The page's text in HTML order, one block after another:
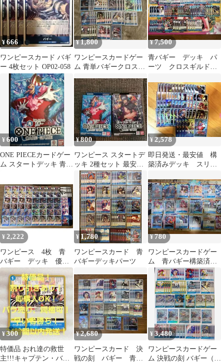
¥666
ワンピースカード バギ
ー 4枚セット OP02-058
¥1,800
ワンピースカードゲー
ム 青単バギークロスギ
¥7,500
青バギー デッキ パ
ーツ クロスギルド
¥600
ONE PIECEカードゲー
ム スタートデッキ 青
¥800
ワンピース スタートデ
ッキ 2種セット 最安
値！
¥2,578
即日発送・最安値 構
築済みデッキ スリー
¥ 2,222
ワンピース 4枚 青
バギー デッキ 優
勝 クロコダイル ミ
ホーク SR
¥1,780
ワンピースカード 青
バギーデッキパーツ
¥780
ワンピースカードゲー
ム 青バギー構築済み
デッキ
¥300
特価品 おれ達の救世
主!!!キャプテン・バギ
¥2,680
ワンピースカード 決
戦の刻 バギー 青デ
¥3,480
ワンピースカードゲー
ム 決戦の刻 バギー（パ